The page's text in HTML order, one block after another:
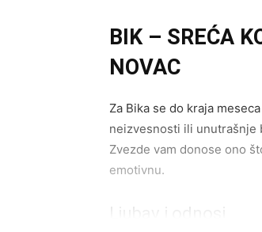
BIK – SREĆA
NOVAC
Za Bika se do kraja
neizvesnosti ili unutrašnje
Zvezde vam donose ono
emotivnu.
Ljubav i odnosi